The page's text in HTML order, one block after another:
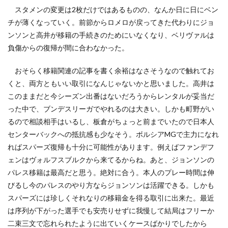
スタメンの変更は2枚だけではあるものの、なんか日に日にベン
チが薄くなっていく。前節からロメロが戻ってきた代わりにジョ
ンソンと高井が移籍の手続きのためにいなくなり、ベリヴァルは
負傷からの復帰が間に合わなかった。
おそらく移籍関連の記事を書く余裕はなさそうなので触れてお
くと、両方ともいい取引になんじゃないかと思いました。高井は
このままだと今シーズン出番はないだろうからレンタルが妥当だ
った中で、ブンデスリーガでやれるのは大きい。しかも町野がい
るので相談相手はいるし、板倉がちょっと前までいたので日本人
センターバックへの抵抗感も少なそう。ボルシアMGで主力になれ
ればスパーズ復帰も十分に可能性があります。例えばファンデフ
ェンはヴォルフスブルクから来てるからね。あと、ジョンソンの
パレス移籍は最高だと思う。絶対に合う。本人のプレー時間は伸
びるし今のパレスのやり方ならジョンソンは活躍できる。しかも
スパーズには珍しくそれなりの移籍金を得る取引に出来た。最近
は序列が下がった選手でも安売りせずに我慢して結局はフリーか
二束三文で忘れられたように出ていくケースばかりでしたから